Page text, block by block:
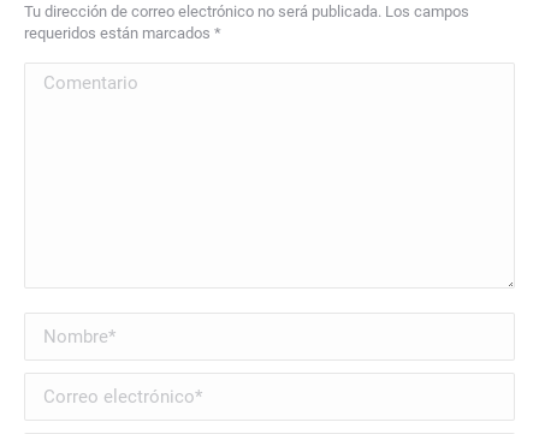
Tu dirección de correo electrónico no será publicada. Los campos
requeridos están marcados *
Comentario
Nombre *
Correo electrónico *